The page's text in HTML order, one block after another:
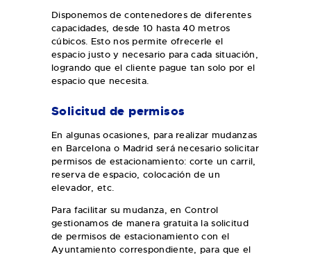
Disponemos de contenedores de diferentes
capacidades, desde 10 hasta 40 metros
cúbicos. Esto nos permite ofrecerle el
espacio justo y necesario para cada situación,
logrando que el cliente pague tan solo por el
espacio que necesita.
Solicitud de permisos
En algunas ocasiones, para realizar mudanzas
en Barcelona o Madrid será necesario solicitar
permisos de estacionamiento: corte un carril,
reserva de espacio, colocación de un
elevador, etc.
Para facilitar su mudanza, en Control
gestionamos de manera gratuita la solicitud
de permisos de estacionamiento con el
Ayuntamiento correspondiente, para que el